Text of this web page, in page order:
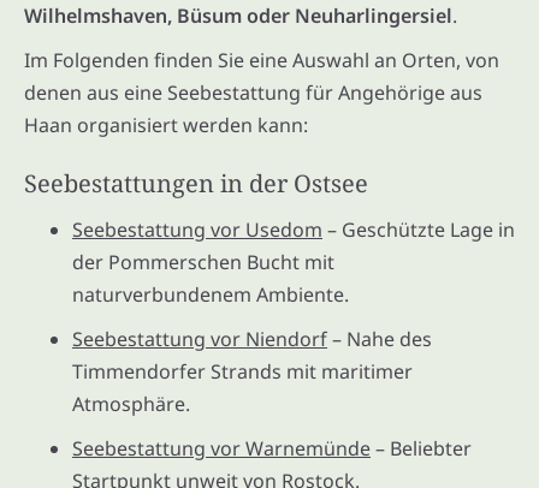
Wilhelmshaven, Büsum oder Neuharlingersiel.
Im Folgenden finden Sie eine Auswahl an Orten, von
denen aus eine Seebestattung für Angehörige aus
Haan organisiert werden kann:
Seebestattungen in der Ostsee
Seebestattung vor Usedom – Geschützte Lage in
der Pommerschen Bucht mit
naturverbundenem Ambiente.
Seebestattung vor Niendorf– Nahe des
Timmendorfer Strands mit maritimer
Atmosphäre.
Seebestattung vor Warnemünde– Beliebter
Startpunkt unweit von Rostock.